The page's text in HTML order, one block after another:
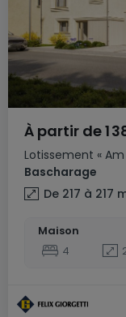
Lotissement «
Bascharage
À partir de1
De 217 à 217
Maison
4